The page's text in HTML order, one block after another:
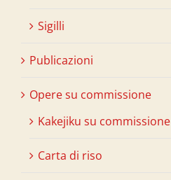
Sigilli
Publicazioni
Opere su commissione
Kakejiku su commissione
Carta di riso